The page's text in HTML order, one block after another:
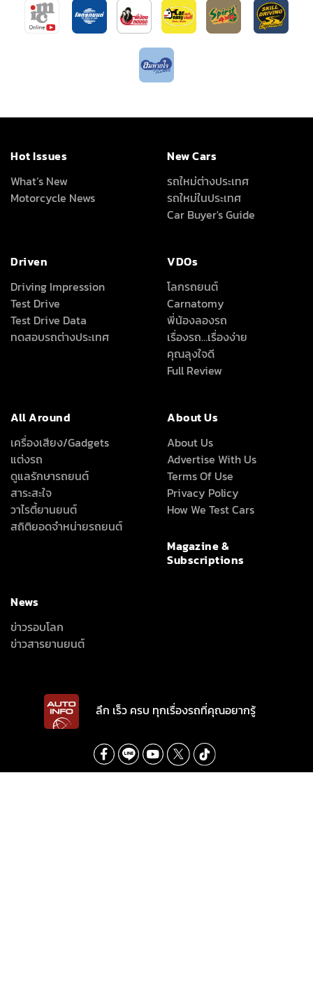
Hot Issues
What’s New
Motorcycle News
New Cars
รถใหม่ต่างประเทศ
รถใหม่ในประเทศ
Car Buyer's Guide
Driven
Driving Impression
Test Drive
Test Drive Data
ทดสอบรถต่างประเทศ
VDOs
โลกรถยนต์
Carnatomy
พี่น้องลองรถ
เรื่องรถ…เรื่องง่าย
คุณลุงใจดี
Full Review
All Around
เครื่องเสียง/Gadgets
แต่งรถ
ดูแลรักษารถยนต์
สาระสะใจ
วาไรตี้ยานยนต์
สถิติยอดจำหน่ายรถยนต์
About Us
About Us
Advertise With Us
Terms Of Use
Privacy Policy
How We Test Cars
Magazine &
Subscriptions
News
ข่าวรอบโลก
ข่าวสารยานยนต์
ลึก เร็ว ครบ ทุกเรื่องรถที่คุณอยากรู้